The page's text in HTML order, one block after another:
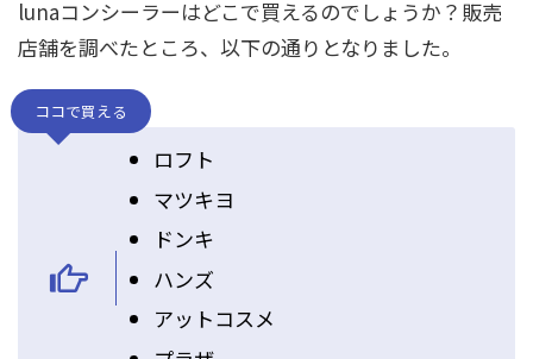
lunaコンシーラーはどこで買えるのでしょうか？販売
店舗を調べたところ、以下の通りとなりました。
ココで買える
ロフト
マツキヨ
ドンキ
ハンズ
アットコスメ